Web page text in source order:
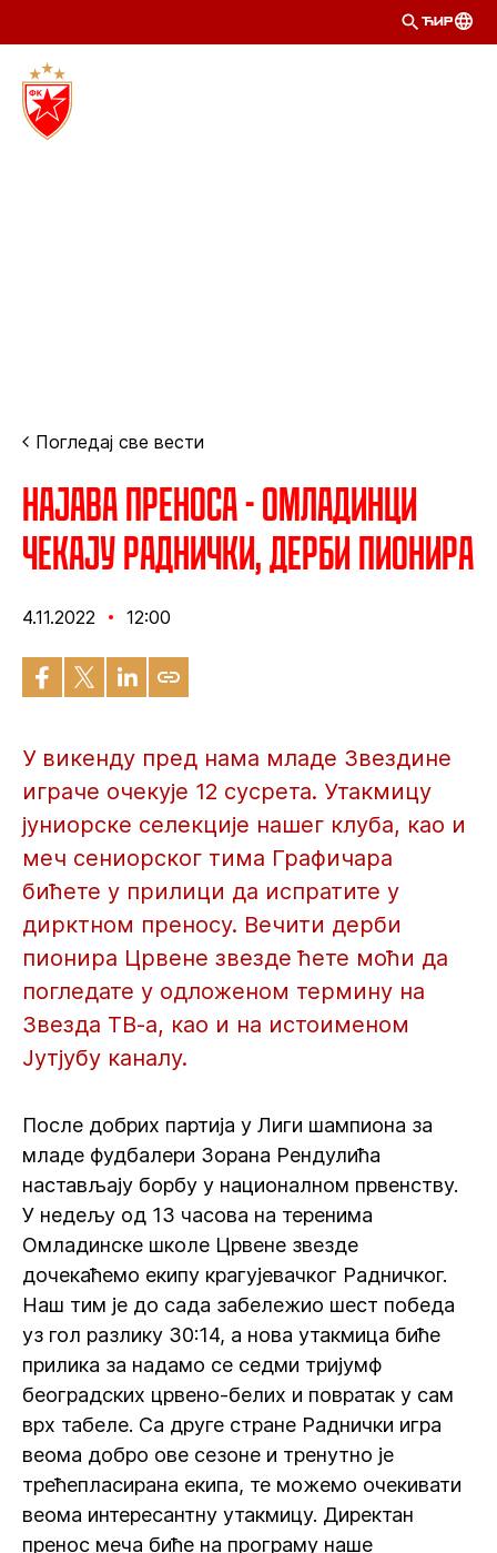
ЋИР
Погледај све вести
Најава преноса - Омладинци
чекају Раднички, дерби пионира
4.11.2022 12:00
У викенду пред нама младе Звездине
играче очекује 12 сусрета. Утакмицу
јуниорске селекције нашег клуба, као и
меч сениорског тима Графичара
бићете у прилици да испратите у
дирктном преносу. Вечити дерби
пионира Црвене звезде ћете моћи да
погледате у одложеном термину на
Звезда ТВ-а, као и на истоименом
Јутјубу каналу.
После добрих партија у Лиги шампиона за
младе фудбалери Зорана Рендулића
настављају борбу у националном првенству.
У недељу од 13 часова на теренима
Омладинске школе Црвене звезде
дочекаћемо екипу крагујевачког Радничког.
Наш тим је до сада забележио шест победа
уз гол разлику 30:14, а нова утакмица биће
прилика за надамо се седми тријумф
београдских црвено-белих и повратак у сам
врх табеле. Са друге стране Раднички игра
веома добро ове сезоне и тренутно је
трећепласирана екипа, те можемо очекивати
веома интересантну утакмицу. Директан
пренос меча биће на програму наше